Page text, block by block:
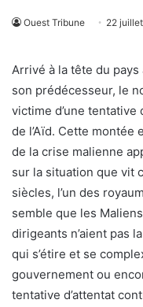
Ouest Tribune 22
Arrivé à la tête du pays
son prédécesseur, le
victime d’une tentative
de l’Aïd. Cette montée
de la crise malienne
sur la situation que vit
siècles, l’un des
semble que les
dirigeants n’aient pas
qui s’étire et se
gouvernement ou
tentative d’attentat